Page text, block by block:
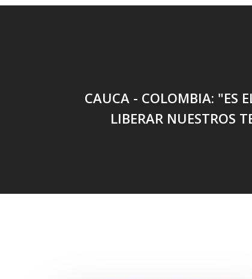
CAUCA - COLOMBIA: "ES
LIBERAR NUESTROS